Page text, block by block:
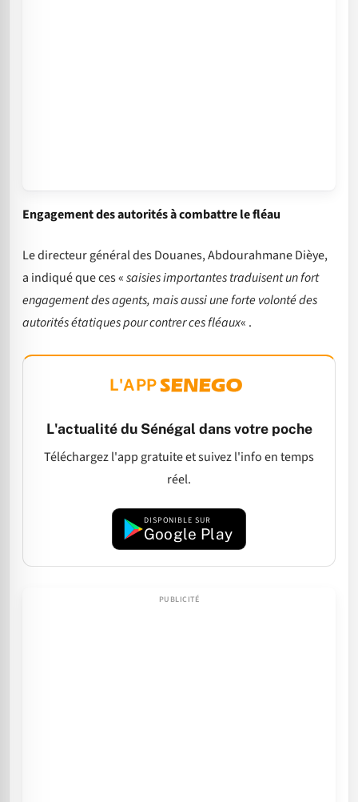
Engagement des autorités à combattre le fléau
Le directeur général des Douanes, Abdourahmane Dièye,
a indiqué que ces «saisies importantes traduisent un fort
engagement des agents, mais aussi une forte volonté des
autorités étatiques pour contrer ces fléaux« .
L'APP
L'actualité du Sénégal dans votre poche
Téléchargez l'app gratuite et suivez l'info en temps
réel.
DISPONIBLE SUR
Google Play